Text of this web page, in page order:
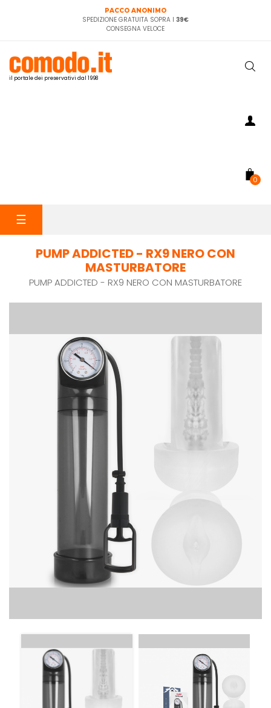
PACCO ANONIMO
SPEDIZIONE GRATUITA SOPRA I 39€
CONSEGNA VELOCE
il portale dei preservativi dal 1998
0
navigazione
☰
PUMP ADDICTED - RX9 NERO CON
MASTURBATORE
PUMP ADDICTED - RX9 NERO CON MASTURBATORE